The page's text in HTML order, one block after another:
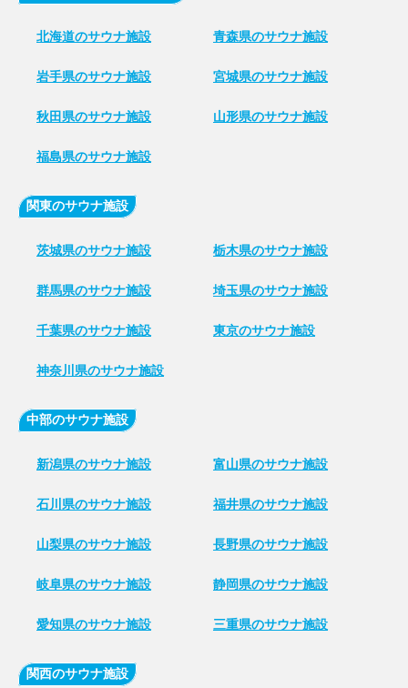
北海道のサウナ施設 青森県のサウナ施設
岩手県のサウナ施設 宮城県のサウナ施設
秋田県のサウナ施設 山形県のサウナ施設
福島県のサウナ施設
関東のサウナ施設
茨城県のサウナ施設 栃木県のサウナ施設
群馬県のサウナ施設 埼玉県のサウナ施設
千葉県のサウナ施設 東京のサウナ施設
神奈川県のサウナ施設
中部のサウナ施設
新潟県のサウナ施設 富山県のサウナ施設
石川県のサウナ施設 福井県のサウナ施設
山梨県のサウナ施設 長野県のサウナ施設
岐阜県のサウナ施設 静岡県のサウナ施設
愛知県のサウナ施設 三重県のサウナ施設
関西のサウナ施設